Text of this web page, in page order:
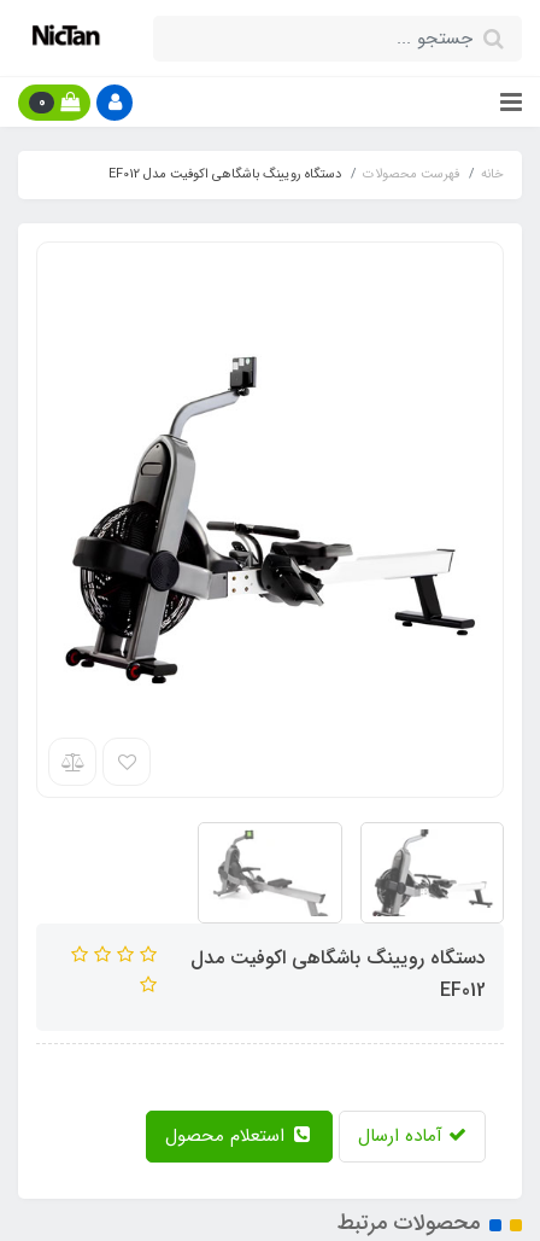
0
خانه فهرست محصولات دستگاه رویینگ باشگاهی اکوفیت مدل EF012
دستگاه رویینگ باشگاهی اکوفیت مدل
EF012
آماده ارسال
محصولات مرتبط